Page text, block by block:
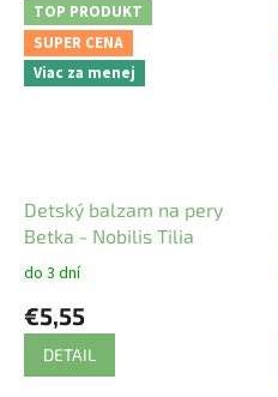
TOP PRODUKT
SUPER CENA
Viac za menej
Detský balzam na pery
Betka - Nobilis Tilia
do 3 dní
€5,55
DETAIL